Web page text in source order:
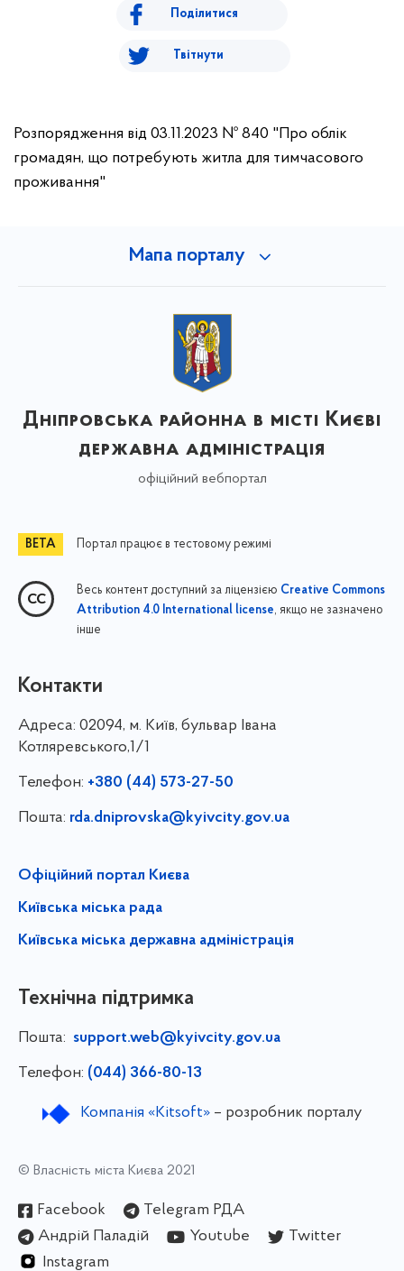
Поділитися
Твітнути
Розпорядження від 03.11.2023 № 840 "Про облік
громадян, що потребують житла для тимчасового
проживання"
Мапа порталу
Дніпровська районна в місті Києві
державна адміністрація
офіційний вебпортал
Портал працює в тестовому режимі
Весь контент доступний за ліцензією Creative Commons
Attribution 4.0 International license, якщо не зазначено
інше
Контакти
Адреса: 02094, м. Київ, бульвар Івана
Котляревського,1/1
Телефон: +380 (44) 573-27-50
Пошта: rda.dniprovska@kyivcity.gov.ua
Офіційний портал Києва
Київська міська рада
Київська міська державна адміністрація
Технічна підтримка
Пошта: support.web@kyivcity.gov.ua
Телефон: (044) 366-80-13
Компанія «Kitsoft»– розробник порталу
© Власність міста Києва 2021
Facebook
Telegram РДА
Андрій Паладій
Youtube
Twitter
Instagram